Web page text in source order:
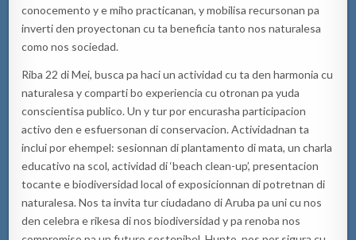
conocemento y e miho practicanan, y mobilisa recursonan pa
inverti den proyectonan cu ta beneficia tanto nos naturalesa
como nos sociedad.
Riba 22 di Mei, busca pa haci un actividad cu ta den harmonia cu
naturalesa y comparti bo experiencia cu otronan pa yuda
conscientisa publico. Un y tur por encurasha participacion
activo den e esfuersonan di conservacion. Actividadnan ta
inclui por ehempel: sesionnan di plantamento di mata, un charla
educativo na scol, actividad di ‘beach clean-up’, presentacion
tocante e biodiversidad local of exposicionnan di potretnan di
naturalesa. Nos ta invita tur ciudadano di Aruba pa uni cu nos
den celebra e rikesa di nos biodiversidad y pa renoba nos